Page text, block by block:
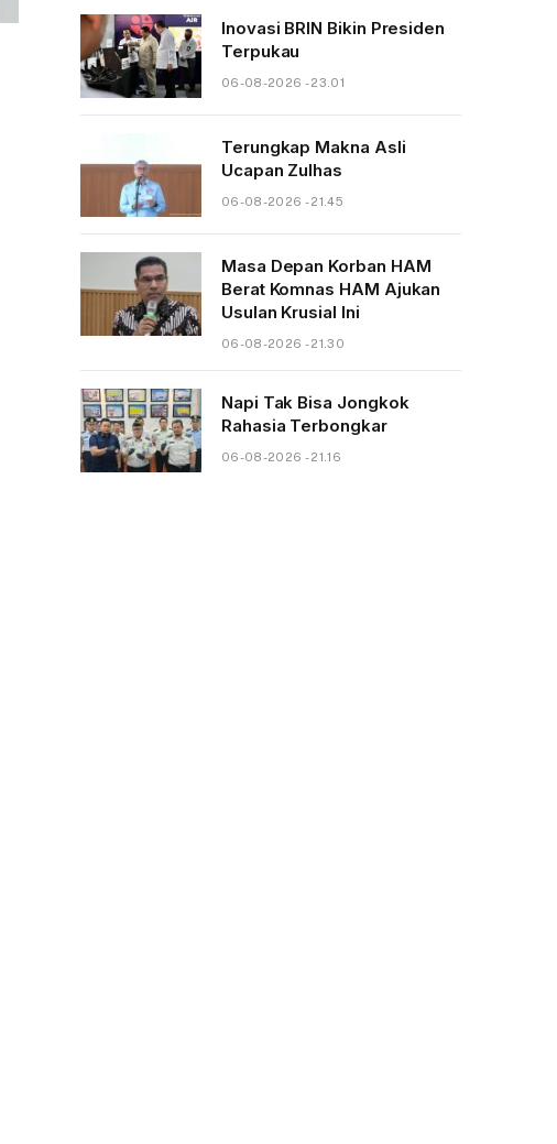
Inovasi BRIN Bikin Presiden
Terpukau
06-08-2026 - 23.01
Terungkap Makna Asli
Ucapan Zulhas
06-08-2026 - 21.45
Masa Depan Korban HAM
Berat Komnas HAM Ajukan
Usulan Krusial Ini
06-08-2026 - 21.30
Napi Tak Bisa Jongkok
Rahasia Terbongkar
06-08-2026 - 21.16